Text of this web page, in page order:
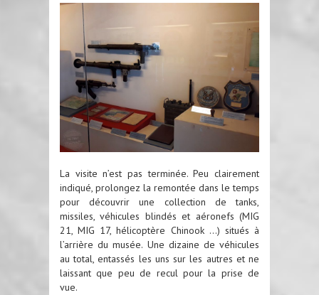
La visite n’est pas terminée. Peu clairement
indiqué, prolongez la remontée dans le temps
pour découvrir une collection de tanks,
missiles, véhicules blindés et aéronefs (MIG
21, MIG 17, hélicoptère Chinook …) situés à
l’arrière du musée. Une dizaine de véhicules
au total, entassés les uns sur les autres et ne
laissant que peu de recul pour la prise de
vue.